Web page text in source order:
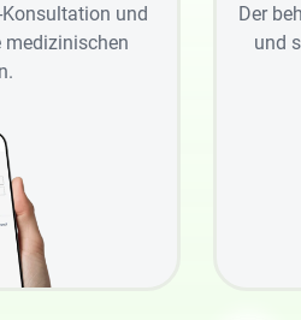
und
medizinischen
Der
und